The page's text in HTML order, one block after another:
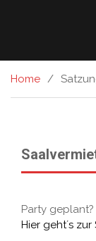
Home
Party
Hier geht´s